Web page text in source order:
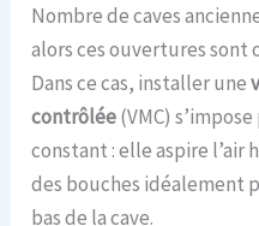
Nombre de caves
alors ces ouvertures sont
Dans ce cas, installer une
contrôlée(VMC)
constant : elle aspire l’air
des bouches idéalement
bas de la cave.